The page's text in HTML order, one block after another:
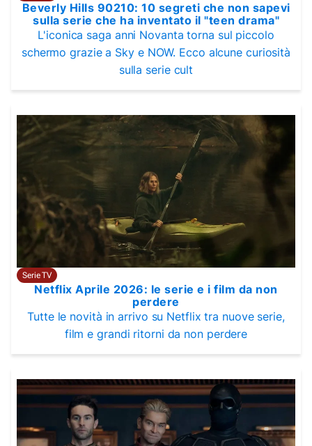
Beverly Hills 90210: 10 segreti che non sapevi
sulla serie che ha inventato il "teen drama"
L'iconica saga anni Novanta torna sul piccolo
schermo grazie a Sky e NOW. Ecco alcune curiosità
sulla serie cult
Serie TV
Netflix Aprile 2026: le serie e i film da non
perdere
Tutte le novità in arrivo su Netflix tra nuove serie,
film e grandi ritorni da non perdere